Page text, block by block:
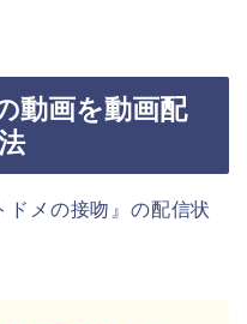
動画を動画配
ドメの接吻』の配信状